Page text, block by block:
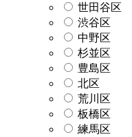
世田谷区
渋谷区
中野区
杉並区
豊島区
北区
荒川区
板橋区
練馬区